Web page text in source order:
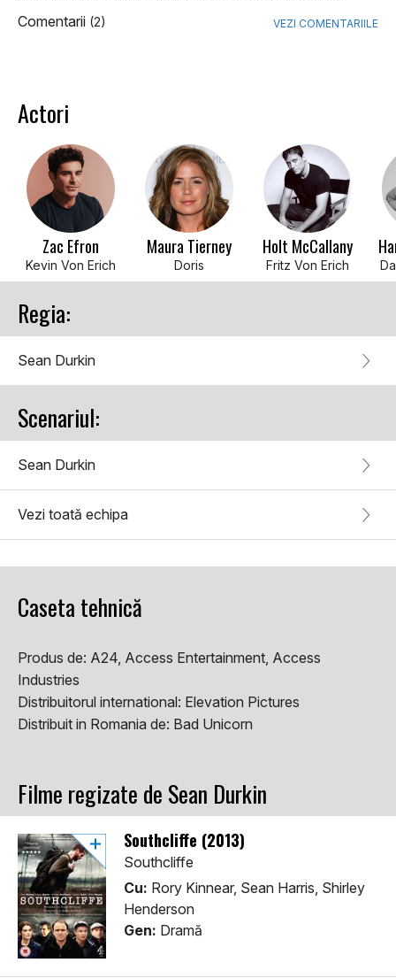
Comentarii (2) VEZI COMENTARIILE
Actori
Zac Efron
Kevin Von Erich
Maura Tierney
Doris
Holt McCallany
Fritz Von Erich
Regia:
Sean Durkin
Scenariul:
Sean Durkin
Vezi toată echipa
Caseta tehnică
Produs de: A24, Access Entertainment, Access
Industries
Distribuitorul international: Elevation Pictures
Distribuit in Romania de: Bad Unicorn
Filme regizate de Sean Durkin
Southcliffe (2013)
Southcliffe
Cu: Rory Kinnear, Sean Harris, Shirley
Henderson
Gen: Dramă